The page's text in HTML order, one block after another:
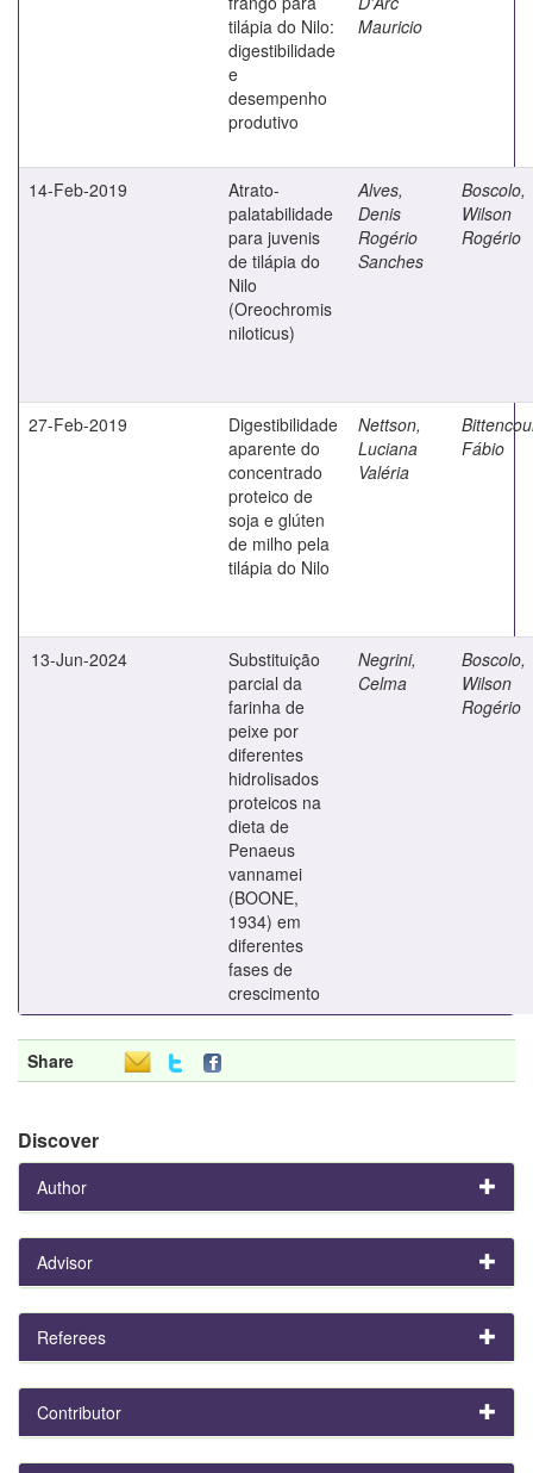
tilápia do Nilo:
digestibilidade
e
desempenho
produtivo
Mauricio
14-Feb-2019
Atrato-
palatabilidade
para juvenis
de tilápia do
Nilo
(Oreochromis
niloticus)
Alves,
Denis
Rogério
Sanches
Boscolo,
Wilson
Rogério
27-Feb-2019
Digestibilidade
aparente do
concentrado
proteico de
soja e glúten
de milho pela
tilápia do Nilo
Nettson,
Luciana
Valéria
Fábio
13-Jun-2024
Substituição
parcial da
farinha de
peixe por
diferentes
hidrolisados
proteicos na
dieta de
Penaeus
vannamei
(BOONE,
1934) em
diferentes
fases de
crescimento
Negrini,
Celma
Boscolo,
Wilson
Rogério
Share
Discover
Author
Advisor
Referees
Contributor